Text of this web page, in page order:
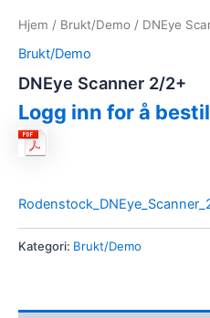
Hjem / Brukt/Demo / DNEye
Brukt/Demo
DNEye Scanner 2/2+
Logg inn for å
Kategori: Brukt/Demo